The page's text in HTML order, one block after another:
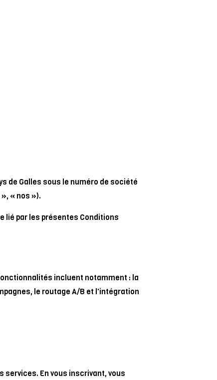
de Galles sous le numéro de société
« nos »).
lié par les présentes Conditions
incluent notamment : la
le routage A/B et l'intégration
services. En vous inscrivant, vous